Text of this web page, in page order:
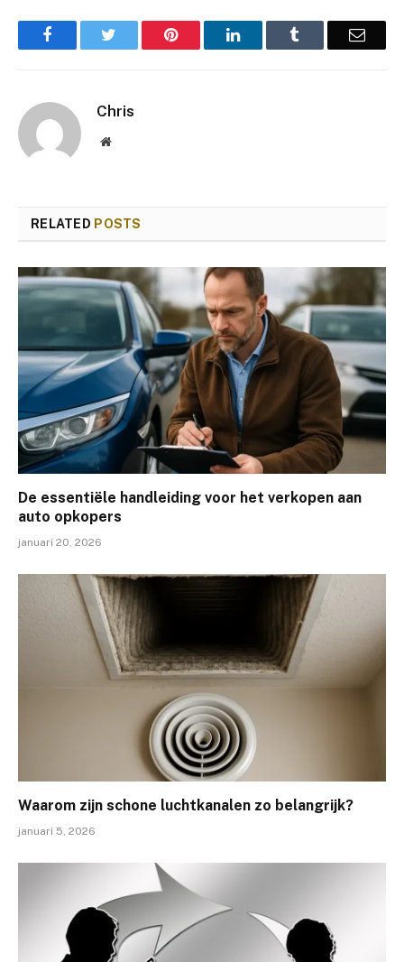
Facebook Pinterest LinkedIn Email
Chris
Website
RELATED POSTS
De essentiële handleiding voor het verkopen aan
auto opkopers
januari 20, 2026
Waarom zijn schone luchtkanalen zo belangrijk?
januari 5, 2026